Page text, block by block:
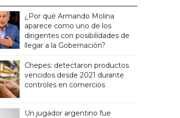
¿Por qué Armando Molina
aparece como uno de los
dirigentes con posibilidades de
llegar a la Gobernación?
Chepes: detectaron productos
vencidos desde 2021 durante
controles en comercios
Un jugador argentino fue